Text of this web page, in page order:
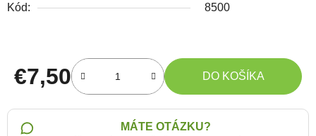
Kód: 8500
€7,50
Jednotková cena:
DO KOŠÍKA
MÁTE OTÁZKU?